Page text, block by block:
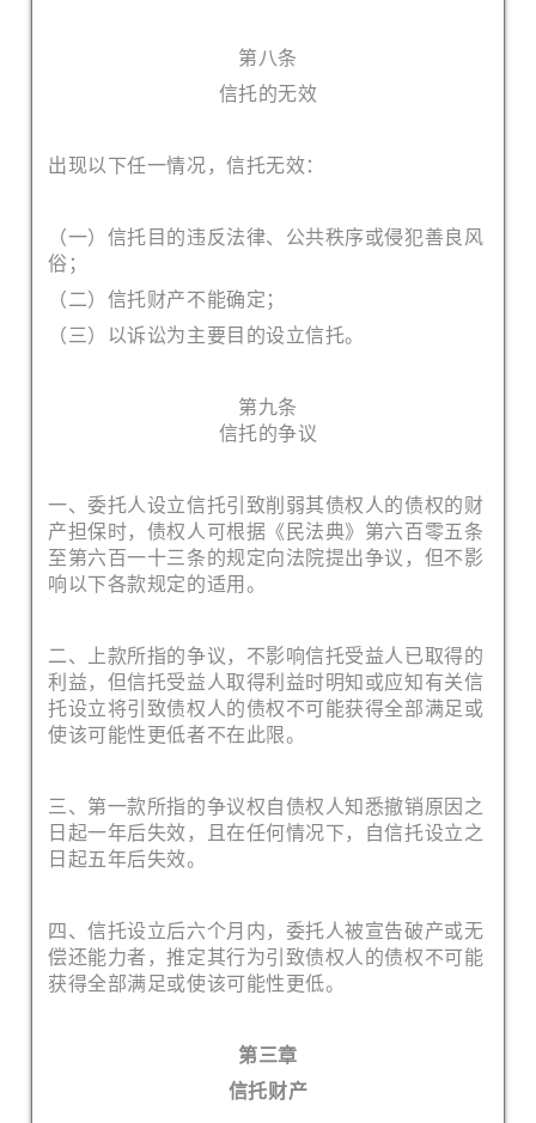
第八条
信托的无效
出现以下任一情况，信托无效：
（一）信托目的违反法律、公共秩序或侵犯善良风
俗；
（二）信托财产不能确定；
（三）以诉讼为主要目的设立信托。
第九条
信托的争议
一、委托人设立信托引致削弱其债权人的债权的财
产担保时，债权人可根据《民法典》第六百零五条
至第六百一十三条的规定向法院提出争议，但不影
响以下各款规定的适用。
二、上款所指的争议，不影响信托受益人已取得的
利益，但信托受益人取得利益时明知或应知有关信
托设立将引致债权人的债权不可能获得全部满足或
使该可能性更低者不在此限。
三、第一款所指的争议权自债权人知悉撤销原因之
日起一年后失效，且在任何情况下，自信托设立之
日起五年后失效。
四、信托设立后六个月内，委托人被宣告破产或无
偿还能力者，推定其行为引致债权人的债权不可能
获得全部满足或使该可能性更低。
第三章
信托财产